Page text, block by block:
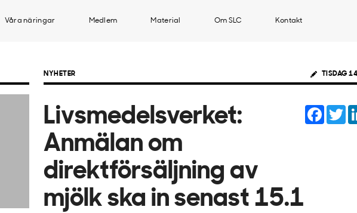
Våra näringar Medlem Material Om SLC Kontakt
NYHETER TISDAG
Livsmedelsverket:
Anmälan om
direktförsäljning av
mjölk ska in senast 15.1